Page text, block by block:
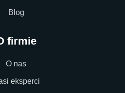
Blog
firmie
O nas
eksperci